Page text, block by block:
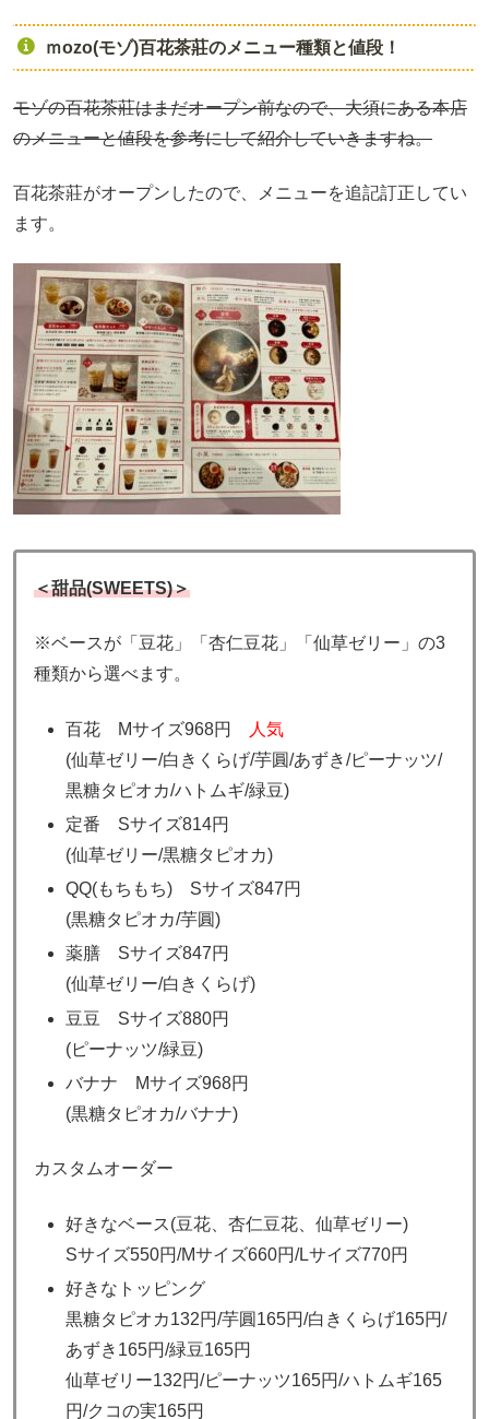
ｍozo(モゾ)百花茶莊のメニュー種類と値段！
モゾの百花茶莊はまだオープン前なので、大須にある本店
のメニューと値段を参考にして紹介していきますね。
百花茶莊がオープンしたので、メニューを追記訂正してい
ます。
＜甜品(SWEETS)＞
※ベースが「豆花」「杏仁豆花」「仙草ゼリー」の3
種類から選べます。
百花 Mサイズ968円
人気
(仙草ゼリー/白きくらげ/芋圓/あずき/ピーナッツ/
黒糖タピオカ/ハトムギ/緑豆)
定番 Sサイズ814円
(仙草ゼリー/黒糖タピオカ)
QQ(もちもち) Sサイズ847円
(黒糖タピオカ/芋圓)
薬膳 Sサイズ847円
(仙草ゼリー/白きくらげ)
豆豆 Sサイズ880円
(ピーナッツ/緑豆)
バナナ Mサイズ968円
(黒糖タピオカ/バナナ)
カスタムオーダー
好きなベース(豆花、杏仁豆花、仙草ゼリー)
Sサイズ550円/Mサイズ660円/Lサイズ770円
好きなトッピング
黒糖タピオカ132円/芋圓165円/白きくらげ165円/
あずき165円/緑豆165円
仙草ゼリー132円/ピーナッツ165円/ハトムギ165
円/クコの実165円